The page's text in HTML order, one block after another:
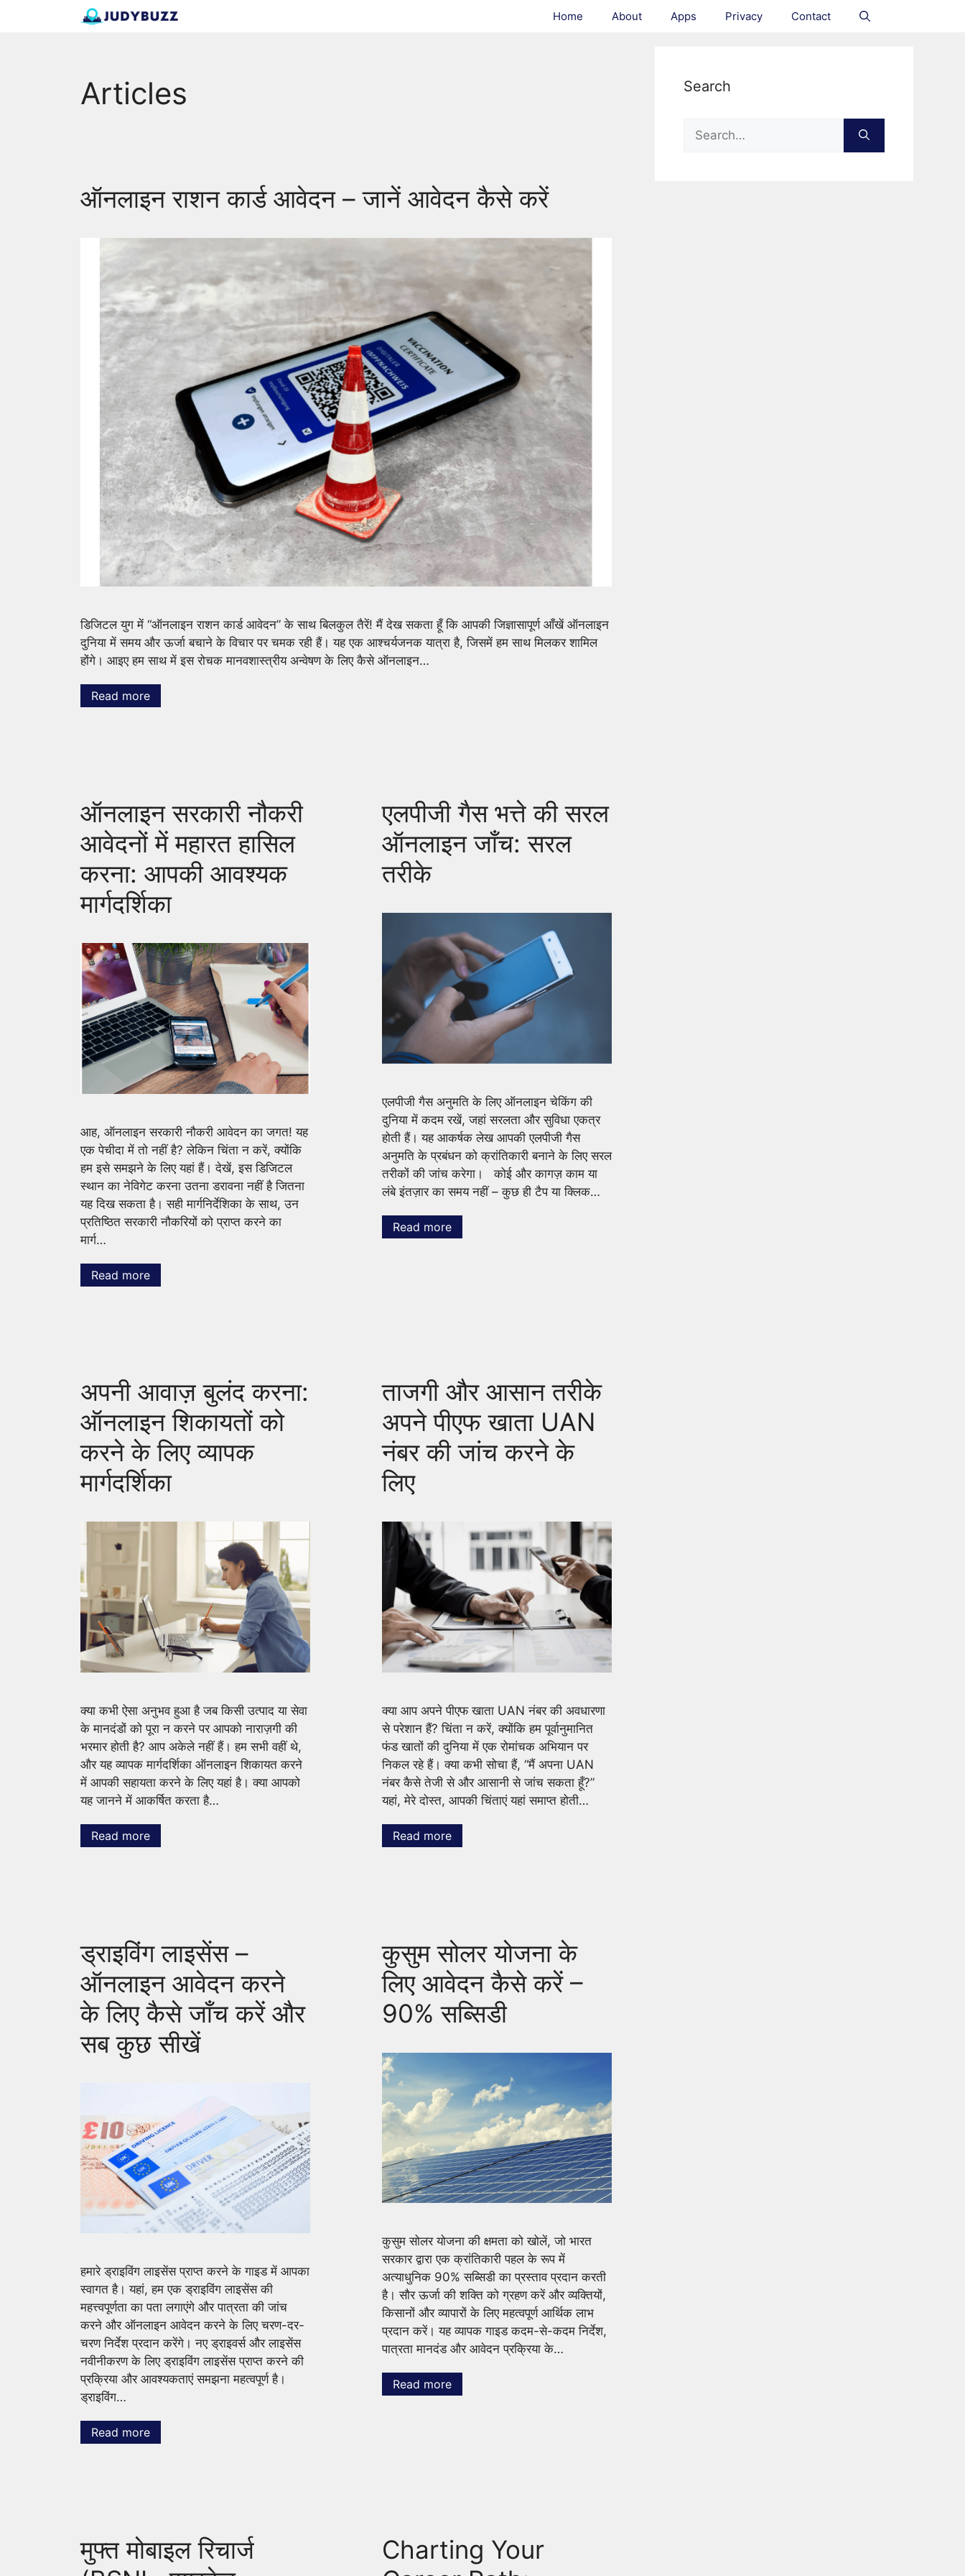
Home About Apps Privacy Contact
Articles
ऑनलाइन राशन कार्ड आवेदन – जानें आवेदन कैसे करें
डिजिटल युग में “ऑनलाइन राशन कार्ड आवेदन” के साथ बिलकुल तैरें! मैं देख सकता हूँ कि आपकी जिज्ञासापूर्ण आँखें ऑनलाइन
दुनिया में समय और ऊर्जा बचाने के विचार पर चमक रही हैं। यह एक आश्चर्यजनक यात्रा है, जिसमें हम साथ मिलकर शामिल
होंगे। आइए हम साथ में इस रोचक मानवशास्त्रीय अन्वेषण के लिए कैसे ऑनलाइन…
Read more
ऑनलाइन सरकारी नौकरी
आवेदनों में महारत हासिल
करना: आपकी आवश्यक
मार्गदर्शिका
आह, ऑनलाइन सरकारी नौकरी आवेदन का जगत! यह
एक पेचीदा में तो नहीं है? लेकिन चिंता न करें, क्योंकि
हम इसे समझने के लिए यहां हैं। देखें, इस डिजिटल
स्थान का नेविगेट करना उतना डरावना नहीं है जितना
यह दिख सकता है। सही मार्गनिर्देशिका के साथ, उन
प्रतिष्ठित सरकारी नौकरियों को प्राप्त करने का
मार्ग…
Read more
एलपीजी गैस भत्ते की सरल
ऑनलाइन जाँच: सरल
तरीके
एलपीजी गैस अनुमति के लिए ऑनलाइन चेकिंग की
दुनिया में कदम रखें, जहां सरलता और सुविधा एकत्र
होती हैं। यह आकर्षक लेख आपकी एलपीजी गैस
अनुमति के प्रबंधन को क्रांतिकारी बनाने के लिए सरल
तरीकों की जांच करेगा। कोई और कागज़ काम या
लंबे इंतज़ार का समय नहीं – कुछ ही टैप या क्लिक…
Read more
अपनी आवाज़ बुलंद करना:
ऑनलाइन शिकायतों को
करने के लिए व्यापक
मार्गदर्शिका
क्या कभी ऐसा अनुभव हुआ है जब किसी उत्पाद या सेवा
के मानदंडों को पूरा न करने पर आपको नाराज़गी की
भरमार होती है? आप अकेले नहीं हैं। हम सभी वहीं थे,
और यह व्यापक मार्गदर्शिका ऑनलाइन शिकायत करने
में आपकी सहायता करने के लिए यहां है। क्या आपको
यह जानने में आकर्षित करता है…
Read more
ताजगी और आसान तरीके
अपने पीएफ खाता UAN
नंबर की जांच करने के
लिए
क्या आप अपने पीएफ खाता UAN नंबर की अवधारणा
से परेशान हैं? चिंता न करें, क्योंकि हम पूर्वानुमानित
फंड खातों की दुनिया में एक रोमांचक अभियान पर
निकल रहे हैं। क्या कभी सोचा हैं, “मैं अपना UAN
नंबर कैसे तेजी से और आसानी से जांच सकता हूँ?”
यहां, मेरे दोस्त, आपकी चिंताएं यहां समाप्त होती…
Read more
ड्राइविंग लाइसेंस –
ऑनलाइन आवेदन करने
के लिए कैसे जाँच करें और
सब कुछ सीखें
हमारे ड्राइविंग लाइसेंस प्राप्त करने के गाइड में आपका
स्वागत है। यहां, हम एक ड्राइविंग लाइसेंस की
महत्त्वपूर्णता का पता लगाएंगे और पात्रता की जांच
करने और ऑनलाइन आवेदन करने के लिए चरण-दर-
चरण निर्देश प्रदान करेंगे। नए ड्राइवर्स और लाइसेंस
नवीनीकरण के लिए ड्राइविंग लाइसेंस प्राप्त करने की
प्रक्रिया और आवश्यकताएं समझना महत्वपूर्ण है।
ड्राइविंग…
Read more
कुसुम सोलर योजना के
लिए आवेदन कैसे करें –
90% सब्सिडी
कुसुम सोलर योजना की क्षमता को खोलें, जो भारत
सरकार द्वारा एक क्रांतिकारी पहल के रूप में
अत्याधुनिक 90% सब्सिडी का प्रस्ताव प्रदान करती
है। सौर ऊर्जा की शक्ति को ग्रहण करें और व्यक्तियों,
किसानों और व्यापारों के लिए महत्वपूर्ण आर्थिक लाभ
प्रदान करें। यह व्यापक गाइड कदम-से-कदम निर्देश,
पात्रता मानदंड और आवेदन प्रक्रिया के…
Read more
मुफ्त मोबाइल रिचार्ज
Charting Your
Search
Search
for: